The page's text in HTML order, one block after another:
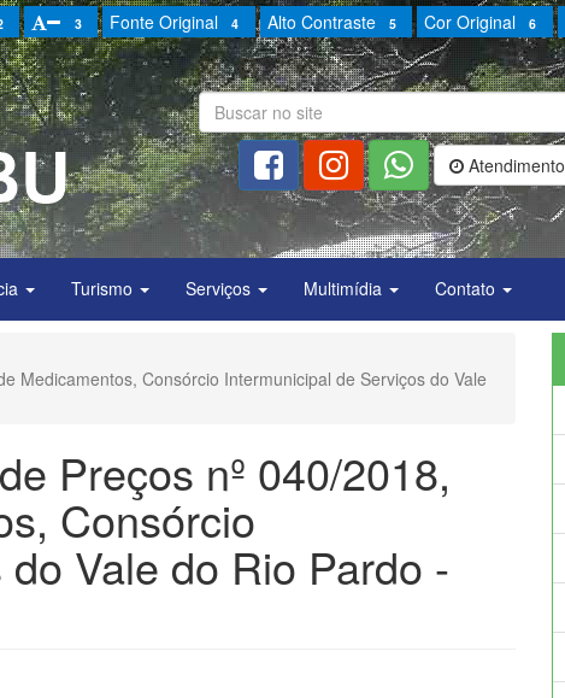
3 Fonte Original 4 Alto Contraste 5 Cor Original 6
Atendimento
Turismo Serviços Multimídia Contato
Medicamentos, Consórcio Intermunicipal de Serviços do Vale
Preços nº 040/2018,
Consórcio
Vale do Rio Pardo -